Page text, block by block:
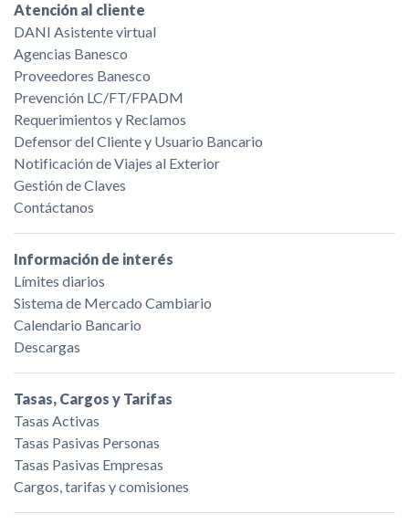
Atención al cliente
DANI Asistente virtual
Agencias Banesco
Proveedores Banesco
Prevención LC/FT/FPADM
Requerimientos y Reclamos
Defensor del Cliente y Usuario Bancario
Notificación de Viajes al Exterior
Gestión de Claves
Contáctanos
Información de interés
Límites diarios
Sistema de Mercado Cambiario
Calendario Bancario
Descargas
Tasas, Cargos y Tarifas
Tasas Activas
Tasas Pasivas Personas
Tasas Pasivas Empresas
Cargos, tarifas y comisiones